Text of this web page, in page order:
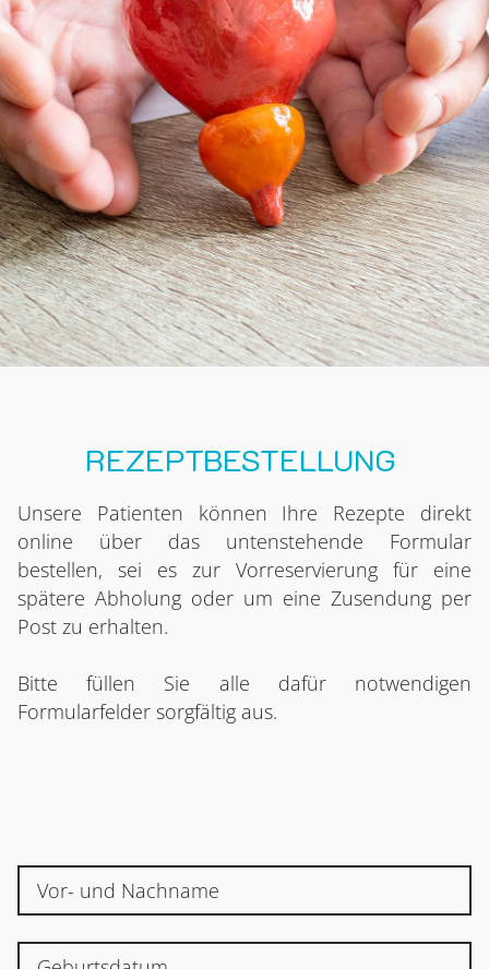
REZEPT­BESTELLUNG
Unsere Patienten können Ihre Rezepte direkt
online über das untenstehende Formular
bestellen, sei es zur Vorreservierung für eine
spätere Abholung oder um eine Zusendung per
Post zu erhalten.
Bitte füllen Sie alle dafür notwendigen
Formularfelder sorgfältig aus.